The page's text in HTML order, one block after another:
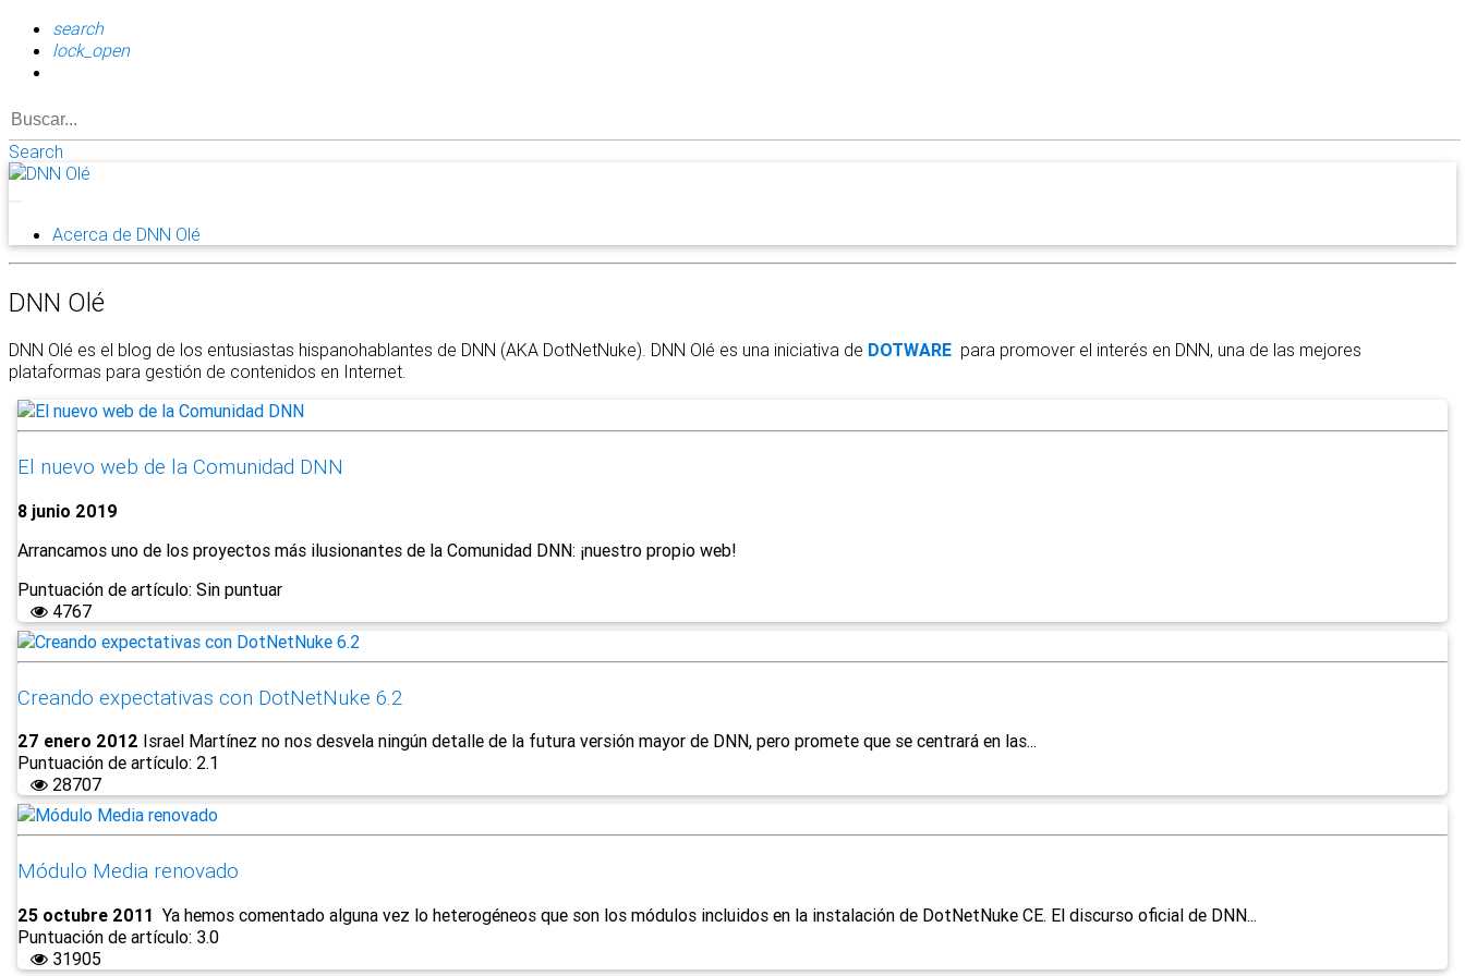
search
lock_open
Search
Acerca de DNN Olé
DNN Olé
DNN Olé es el blog de los entusiastas hispanohablantes de DNN (AKA DotNetNuke). DNN Olé es una iniciativa de DOTWARE para promover el interés en DNN, una de las mejores
plataformas para gestión de contenidos en Internet.
El nuevo web de la Comunidad DNN
8 junio 2019
Arrancamos uno de los proyectos más ilusionantes de la Comunidad DNN: ¡nuestro propio web!
Puntuación de artículo: Sin puntuar
4767
Creando expectativas con DotNetNuke 6.2
27 enero 2012 Israel Martínez no nos desvela ningún detalle de la futura versión mayor de DNN, pero promete que se centrará en las...
Puntuación de artículo: 2.1
28707
Módulo Media renovado
25 octubre 2011 Ya hemos comentado alguna vez lo heterogéneos que son los módulos incluidos en la instalación de DotNetNuke CE. El discurso oficial de DNN...
Puntuación de artículo: 3.0
31905